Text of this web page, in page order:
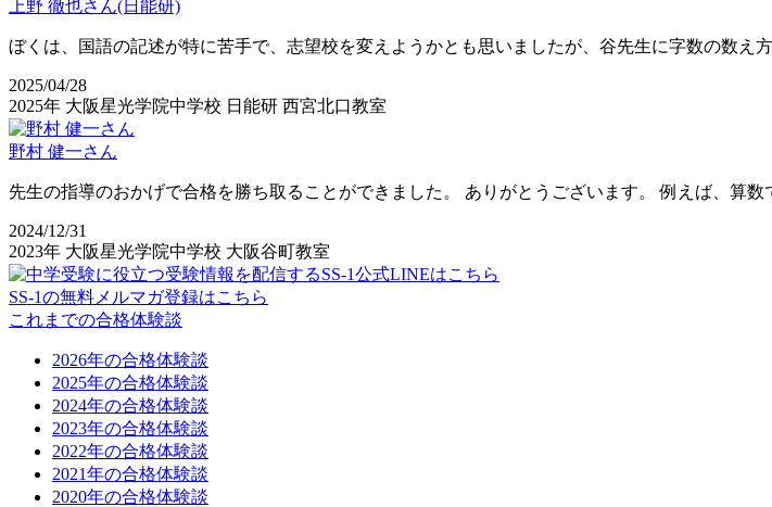
上野 徹也さん(日能研)
ぼくは、国語の記述が特に苦手で、志望校を変えようかとも思いましたが、谷先生に字数の数
2025/04/28
2025年 大阪星光学院中学校 日能研 西宮北口教室
野村 健一さん
先生の指導のおかげで合格を勝ち取ることができました。 ありがとうございます。 例えば、算
2024/12/31
2023年 大阪星光学院中学校 大阪谷町教室
SS-1の無料メルマガ登録はこちら
これまでの合格体験談
2026年の合格体験談
2025年の合格体験談
2024年の合格体験談
2023年の合格体験談
2022年の合格体験談
2021年の合格体験談
2020年の合格体験談